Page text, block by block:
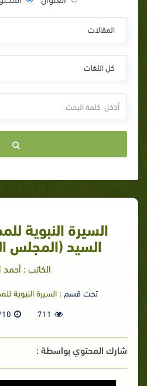
المقالات
كل اللغات
السيرة النبوية
السيد (المجلس
الكاتب : أحمد
تحت قسم : السيرة النبوية
711
شارك المحتوي بواسطة :